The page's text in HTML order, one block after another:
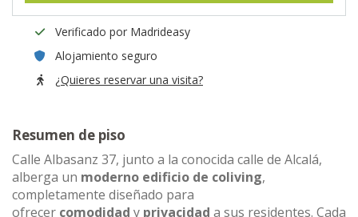
Verificado por Madrideasy
Alojamiento seguro
¿Quieres reservar una visita?
Resumen de piso
Calle Albasanz 37, junto a la conocida calle de Alcalá,
alberga un moderno edificio de coliving,
completamente diseñado para
ofrecer comodidad y privacidad a sus residentes. Cada